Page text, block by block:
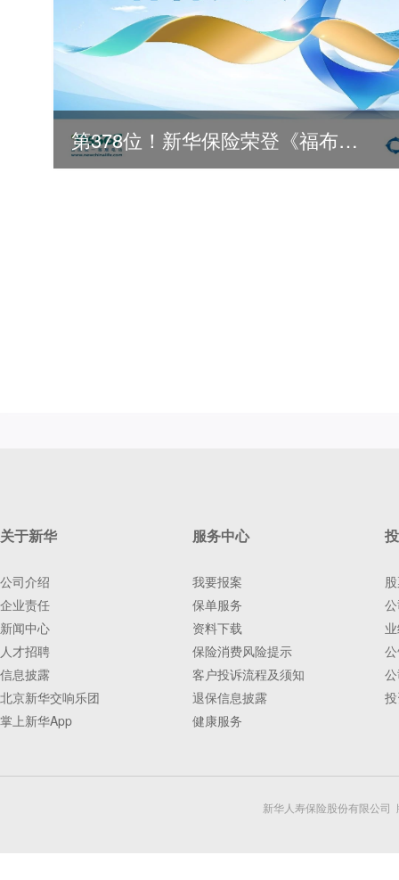
第378位！新华保险荣登《福布斯》全球500强
关于新华
公司介绍
企业责任
新闻中心
人才招聘
信息披露
北京新华交响乐团
掌上新华App
服务中心
我要报案
保单服务
资料下载
保险消费风险提示
客户投诉流程及须知
退保信息披露
健康服务
新华人寿保险股份有限公